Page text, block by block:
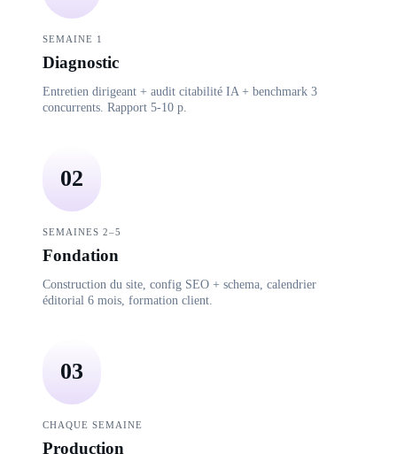
SEMAINE 1
Diagnostic
Entretien dirigeant + audit citabilité IA + benchmark 3
concurrents. Rapport 5-10 p.
02
SEMAINES 2–5
Fondation
Construction du site, config SEO + schema, calendrier
éditorial 6 mois, formation client.
03
CHAQUE SEMAINE
Production